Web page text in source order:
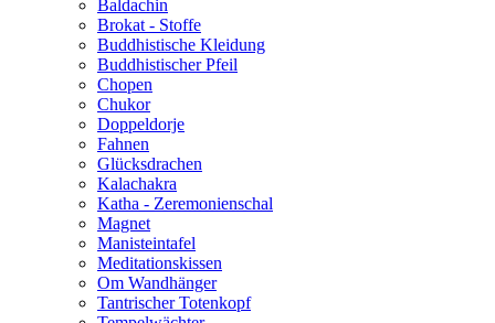
Baldachin
Brokat - Stoffe
Buddhistische Kleidung
Buddhistischer Pfeil
Chopen
Chukor
Doppeldorje
Fahnen
Glücksdrachen
Kalachakra
Katha - Zeremonienschal
Magnet
Manisteintafel
Meditationskissen
Om Wandhänger
Tantrischer Totenkopf